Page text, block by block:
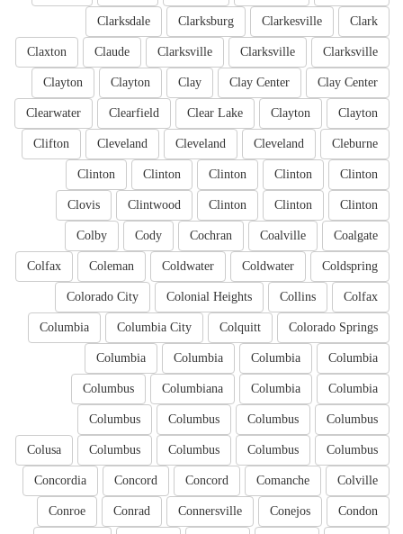
Clark
Clarkesville
Clarksburg
Clarksdale
Clarksville
Clarksville
Clarksville
Claude
Claxton
Clay Center
Clay Center
Clay
Clayton
Clayton
Clayton
Clayton
Clear Lake
Clearfield
Clearwater
Cleburne
Cleveland
Cleveland
Cleveland
Clifton
Clinton
Clinton
Clinton
Clinton
Clinton
Clinton
Clinton
Clinton
Clintwood
Clovis
Coalgate
Coalville
Cochran
Cody
Colby
Coldspring
Coldwater
Coldwater
Coleman
Colfax
Colfax
Collins
Colonial Heights
Colorado City
Colorado Springs
Colquitt
Columbia City
Columbia
Columbia
Columbia
Columbia
Columbia
Columbia
Columbia
Columbiana
Columbus
Columbus
Columbus
Columbus
Columbus
Columbus
Columbus
Columbus
Columbus
Colusa
Colville
Comanche
Concord
Concord
Concordia
Condon
Conejos
Connersville
Conrad
Conroe